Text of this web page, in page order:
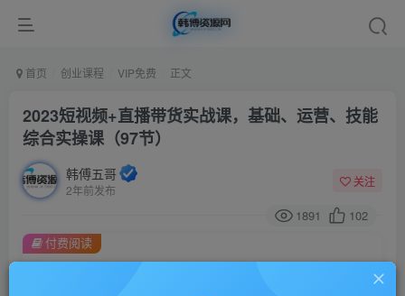
首页 创业课程 VIP免费 正文
2023短视频+直播带货实战课，基础、运营、技能
综合实操课（97节）
韩傅五哥
2年前发布
关注
1891 102
付费阅读